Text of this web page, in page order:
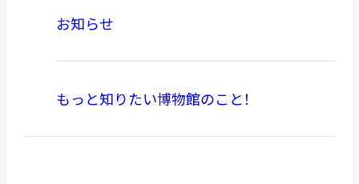
お知らせ
もっと知りたい博物館のこと！